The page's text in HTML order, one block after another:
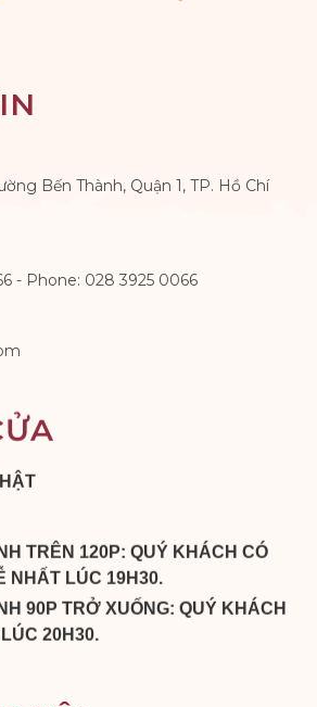
Bến Thành, Quận 1, TP. Hồ Chí
- Phone: 028 3925 0066
TRÊN 120P: QUÝ KHÁCH CÓ
NHẤT LÚC 19H30.
90P TRỞ XUỐNG: QUÝ KHÁCH
20H30.